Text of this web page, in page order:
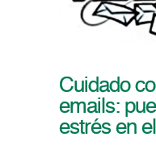
Cuidado
emails:
estrés en